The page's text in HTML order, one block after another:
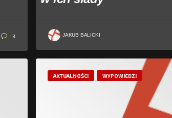
3 JAKUB BALICKI
AKTUALNOŚCI WYPOWIEDZI